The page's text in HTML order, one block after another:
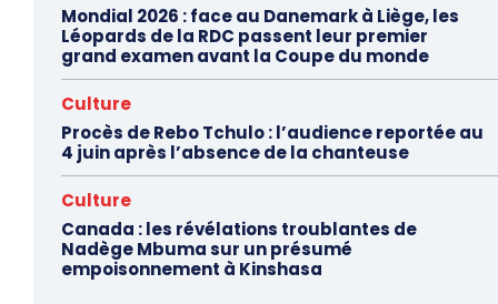
Mondial 2026 : face au Danemark à Liège, les
Léopards de la RDC passent leur premier
grand examen avant la Coupe du monde
Culture
Procès de Rebo Tchulo : l’audience reportée au
4 juin après l’absence de la chanteuse
Culture
Canada : les révélations troublantes de
Nadège Mbuma sur un présumé
empoisonnement à Kinshasa